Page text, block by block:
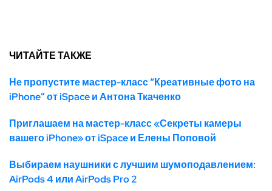
ЧИТАЙТЕ ТАКЖЕ
Не пропустите мастер-класс “Креативные фото на
iPhone” от iSpace и Антона Ткаченко
Приглашаем на мастер-класс «Секреты камеры
вашего iPhone» от iSpace и Елены Поповой
Выбираем наушники с лучшим шумоподавлением:
AirPods 4 или AirPods Pro 2